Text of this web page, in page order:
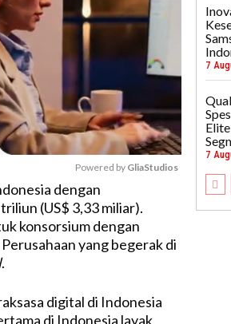
M
u
t
Powered by GliaStudios
dengan
(US$ 3,33 miliar).
konsorsium dengan
yang begerak di
.
digital di Indonesia
di Indonesia layak
7
7